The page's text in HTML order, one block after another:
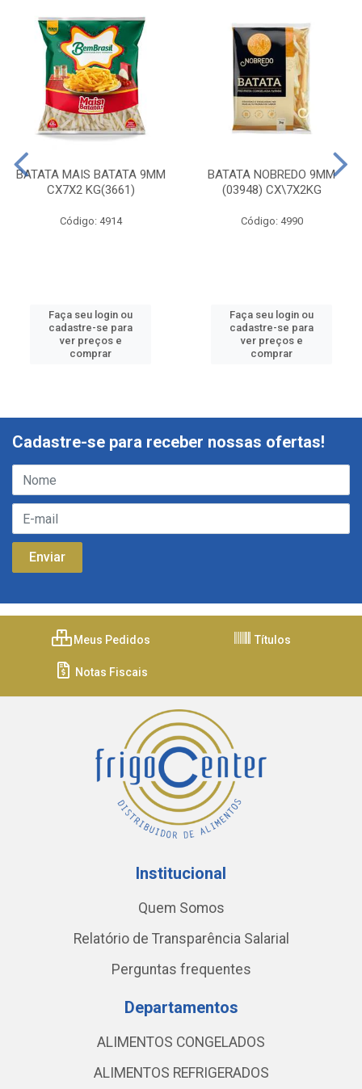
BATATA MAIS BATATA 9MM
CX7X2 KG(3661)
Código: 4914
Faça seu login ou
cadastre-se para
ver preços e
comprar
BATATA NOBREDO 9MM
(03948) CX\7X2KG
Código: 4990
Faça seu login ou
cadastre-se para
ver preços e
comprar
Cadastre-se para receber nossas ofertas!
Meus Pedidos Títulos
Notas Fiscais
Institucional
Quem Somos
Relatório de Transparência Salarial
Perguntas frequentes
Departamentos
ALIMENTOS CONGELADOS
ALIMENTOS REFRIGERADOS